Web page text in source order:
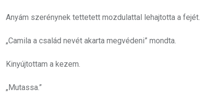
Anyám szerénynek tettetett mozdulattal lehajtotta a fejét.
„Camila a család nevét akarta megvédeni” mondta.
Kinyújtottam a kezem.
„Mutassa.”